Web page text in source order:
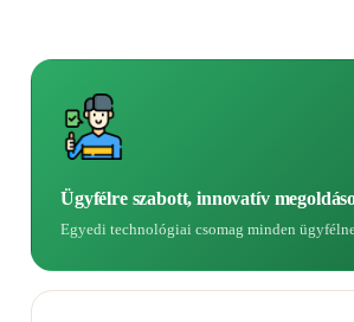
Ügyfélre szabott, innovatív
Egyedi technológiai csomag minden